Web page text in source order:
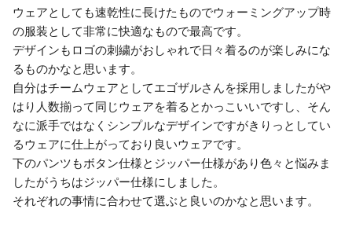
ウェアとしても速乾性に長けたものでウォーミングアップ時
の服装として非常に快適なもので最高です。
デザインもロゴの刺繍がおしゃれで日々着るのが楽しみにな
るものかなと思います。
自分はチームウェアとしてエゴザルさんを採用しましたがや
はり人数揃って同じウェアを着るとかっこいいですし、そん
なに派手ではなくシンプルなデザインですがきりっとしてい
るウェアに仕上がっており良いウェアです。
下のパンツもボタン仕様とジッパー仕様があり色々と悩みま
したがうちはジッパー仕様にしました。
それぞれの事情に合わせて選ぶと良いのかなと思います。